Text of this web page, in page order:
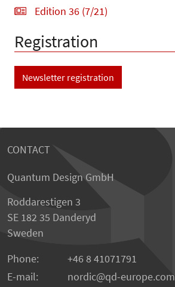
Edition 36 (7/21)
Registration
Newsletter registration
CONTACT
Quantum Design GmbH
Roddarestigen 3
SE 182 35 Danderyd
Sweden
Phone:
+46 8 41071791
E-mail:
nordic qd-europe.com